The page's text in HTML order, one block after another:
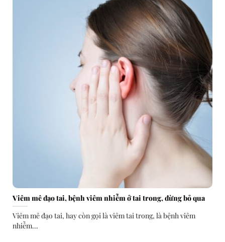
Viêm mê đạo tai, bệnh viêm nhiễm ở tai trong, đừng bỏ qua
Viêm mê đạo tai, hay còn gọi là viêm tai trong, là bệnh viêm
nhiễm...